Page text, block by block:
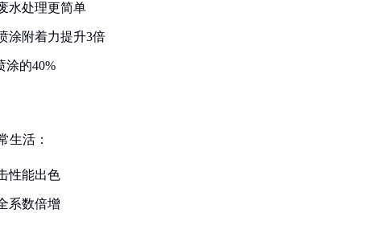
水处理更简单
涂附着力提升3倍
涂的40%
生活：
性能出色
系数倍增